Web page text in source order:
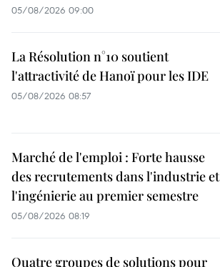
05/08/2026 09:00
La Résolution n°10 soutient
l'attractivité de Hanoï pour les IDE
05/08/2026 08:57
Marché de l'emploi : Forte hausse
des recrutements dans l'industrie et
l'ingénierie au premier semestre
05/08/2026 08:19
Quatre groupes de solutions pour